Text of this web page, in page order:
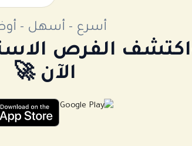
أسرع - أسهل -
الفرص
الآن 🚀